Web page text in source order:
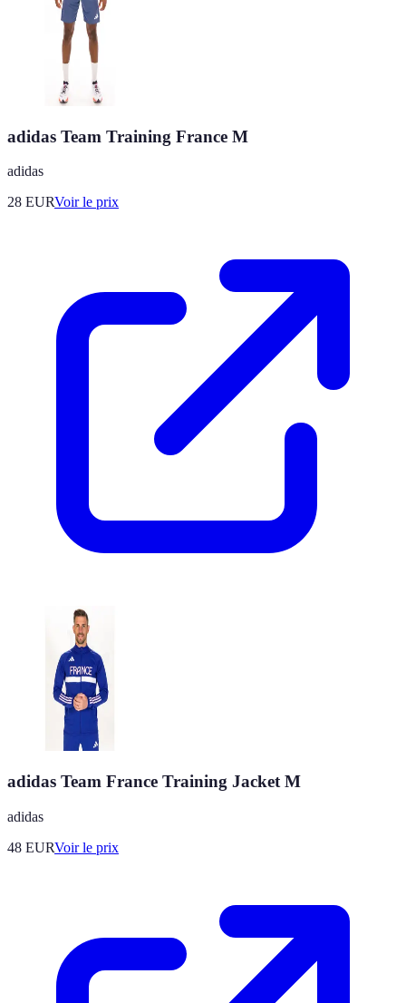
adidas Team Training France M
adidas
28 EURVoir le prix
adidas Team France Training Jacket M
adidas
48 EURVoir le prix